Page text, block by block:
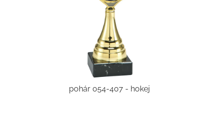
pohár 054-407 - hokej